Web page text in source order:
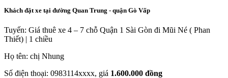
Khách đặt xe tại đường Quan Trung - quận Gò Vấp
Tuyến: Giá thuê xe 4 – 7 chỗ Quận 1 Sài Gòn đi Mũi Né ( Phan
Thiết) | 1 chiều
Họ tên: chị Nhung
Số điện thoại: 0983114xxxx, giá 1.600.000 đồng